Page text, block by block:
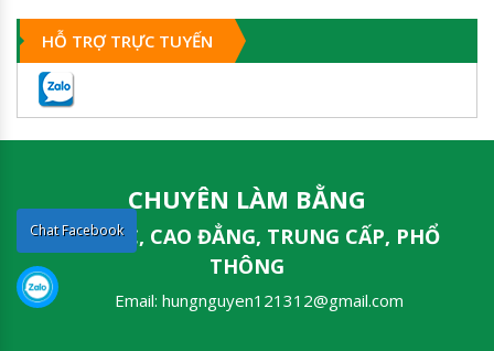
HỖ TRỢ TRỰC TUYẾN
CHUYÊN LÀM BẰNG
ĐẠI HỌC, CAO ĐẲNG, TRUNG CẤP, PHỔ
THÔNG
Email: hungnguyen121312@gmail.com
Chat Facebook